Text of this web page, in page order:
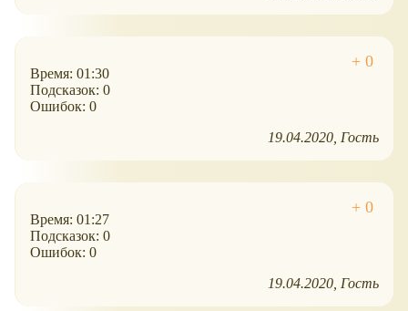
Время: 01:30
Подсказок: 0
Ошибок: 0
19.04.2020 Гость
Время: 01:27
Подсказок: 0
Ошибок: 0
19.04.2020 Гость